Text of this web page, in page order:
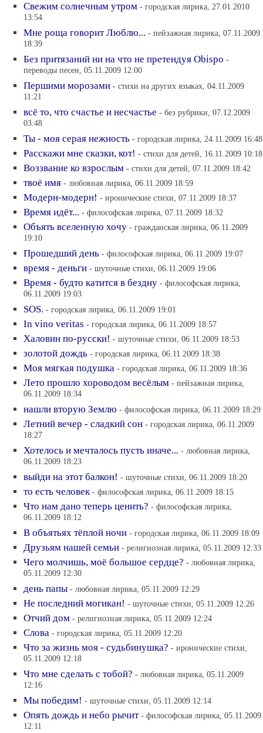
Свежим солнечным утром - городская лирика, 27.01.2010
13:54
Мне роща говорит Люблю... - пейзажная лирика, 07.11.2009
18:39
Без притязаний ни на что не претендуя Obispo -
переводы песен, 05.11.2009 12:00
Першими морозами - стихи на других языках, 04.11.2009
11:21
всё то, что счастье и несчастье - без рубрики, 07.12.2009
03:48
Ты - моя серая нежность - городская лирика, 24.11.2009 16:48
Расскажи мне сказки, кот! - стихи для детей, 16.11.2009 10:18
Воззвание ко взрослым - стихи для детей, 07.11.2009 18:42
твоё имя - любовная лирика, 06.11.2009 18:59
Модерн-модерн! - иронические стихи, 07.11.2009 18:37
Время идёт... - философская лирика, 07.11.2009 18:32
Объять вселенную хочу - гражданская лирика, 06.11.2009
19:10
Прошедший день - философская лирика, 06.11.2009 19:07
время - деньги - шуточные стихи, 06.11.2009 19:06
Время - будто катится в бездну - философская лирика,
06.11.2009 19:03
SOS. - городская лирика, 06.11.2009 19:01
In vino veritas - городская лирика, 06.11.2009 18:57
Халовин по-русски! - шуточные стихи, 06.11.2009 18:53
золотой дождь - городская лирика, 06.11.2009 18:38
Моя мягкая подушка - городская лирика, 06.11.2009 18:36
Лето прошло хороводом весёлым - пейзажная лирика,
06.11.2009 18:34
нашли вторую Землю - философская лирика, 06.11.2009 18:29
Летний вечер - сладкий сон - городская лирика, 06.11.2009
18:27
Хотелось и мечталось пусть иначе... - любовная лирика,
06.11.2009 18:23
выйди на этот балкон! - шуточные стихи, 06.11.2009 18:20
то есть человек - философская лирика, 06.11.2009 18:15
Что нам дано теперь ценить? - философская лирика,
06.11.2009 18:12
В объятьях тёплой ночи - городская лирика, 06.11.2009 18:09
Друзьям нашей семьи - религиозная лирика, 05.11.2009 12:33
Чего молчишь, моё большое сердце? - любовная лирика,
05.11.2009 12:30
день папы - любовная лирика, 05.11.2009 12:29
Hе последний могикан! - шуточные стихи, 05.11.2009 12:26
Oтчий дом - религиозная лирика, 05.11.2009 12:24
Cлова - городская лирика, 05.11.2009 12:20
Что за жизнь моя - судьбинушка? - иронические стихи,
05.11.2009 12:18
Что мне сделать с тобой? - любовная лирика, 05.11.2009
12:16
Мы победим! - шуточные стихи, 05.11.2009 12:14
Опять дождь и небо рычит - философская лирика, 05.11.2009
12:11